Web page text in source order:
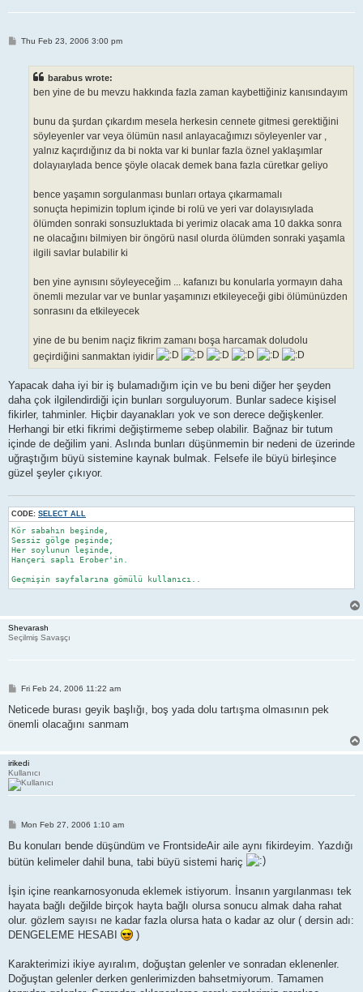
PThu Feb 23, 2006 3:00 pm
barabus wrote:
ben yine de bu mevzu hakkında fazla zaman kaybettiğiniz kanısındayım
bunu da şurdan çıkardım mesela herkesin cennete gitmesi gerektiğini
söyleyenler var veya ölümün nasıl anlayacağımızı söyleyenler var ,
yalnız kaçırdığınız da bi nokta var ki bunlar fazla öznel yaklaşımlar
dolayıaıylada bence şöyle olacak demek bana fazla cüretkar geliyo
bence yaşamın sorgulanması bunları ortaya çıkarmamalı
sonuçta hepimizin toplum içinde bi rolü ve yeri var dolayısıylada
ölümden sonraki sonsuzluktada bi yerimiz olacak ama 10 dakka sonra
ne olacağını bilmiyen bir öngörü nasıl olurda ölümden sonraki yaşamla
ilgili savlar bulabilir ki
ben yine aynısını söyleyeceğim ... kafanızı bu konularla yormayın daha
önemli mezular var ve bunlar yaşamınızı etkileyeceği gibi ölümünüzden
sonrasını da etkileyecek
yine de bu benim naçiz fikrim zamanı boşa harcamak doludolu
geçirdiğini sanmaktan iyidir
Yapacak daha iyi bir iş bulamadığım için ve bu beni diğer her şeyden
daha çok ilgilendirdiği için bunları sorguluyorum. Bunlar sadece kişisel
fikirler, tahminler. Hiçbir dayanakları yok ve son derece değişkenler.
Herhangi bir etki fikrimi değiştirmeme sebep olabilir. Bağnaz bir tutum
içinde de değilim yani. Aslında bunları düşünmemin bir nedeni de üzerinde
uğraştığım büyü sistemine kaynak bulmak. Felsefe ile büyü birleşince
güzel şeyler çıkıyor.
CODE: SELECT ALL
Kör sabahın beşinde,
Sessiz gölge peşinde;
Her soylunun leşinde,
Hançeri saplı Erober'in.
Geçmişin sayfalarına gömülü kullanıcı..
Shevarash
Seçilmiş Savaşçı
P
s
Fri Feb 24, 2006 11:22 am
Neticede burası geyik başlığı, boş yada dolu tartışma olmasının pek
önemli olacağını sanmam
irikedi
Kullanıcı
P
s
Mon Feb 27, 2006 1:10 am
Bu konuları bende düşündüm ve FrontsideAir aile aynı fikirdeyim. Yazdığı
bütün kelimeler dahil buna, tabi büyü sistemi hariç
İşin içine reankarnosyonuda eklemek istiyorum. İnsanın yargılanması tek
hayata bağlı değilde birçok hayta bağlı olursa sonucu almak daha rahat
olur. gözlem sayısı ne kadar fazla olursa hata o kadar az olur ( dersin adı:
DENGELEME HESABI
)
Karakterimizi ikiye ayıralım, doğuştan gelenler ve sonradan eklenenler.
Doğuştan gelenler derken genlerimizden bahsetmiyorum. Tamamen